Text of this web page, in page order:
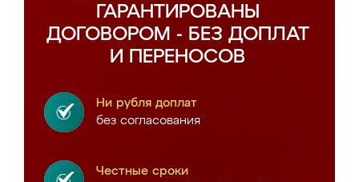
ГАРАНТИРОВАНЫ
ДОГОВОРОМ - БЕЗ ДОПЛАТ
И ПЕРЕНОСОВ
Ни рубля доплат
без согласования
Честные сроки